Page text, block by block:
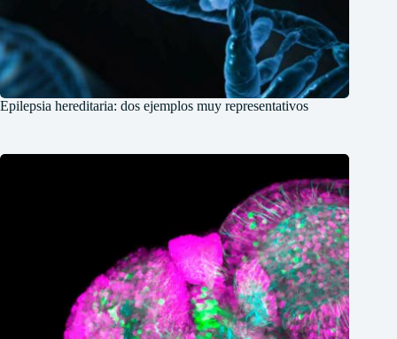
Epilepsia hereditaria: dos ejemplos muy representativos